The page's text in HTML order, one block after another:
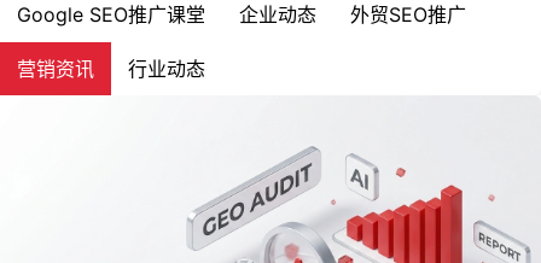
Google SEO推广课堂
企业动态 外贸SEO推广
营销资讯 行业动态